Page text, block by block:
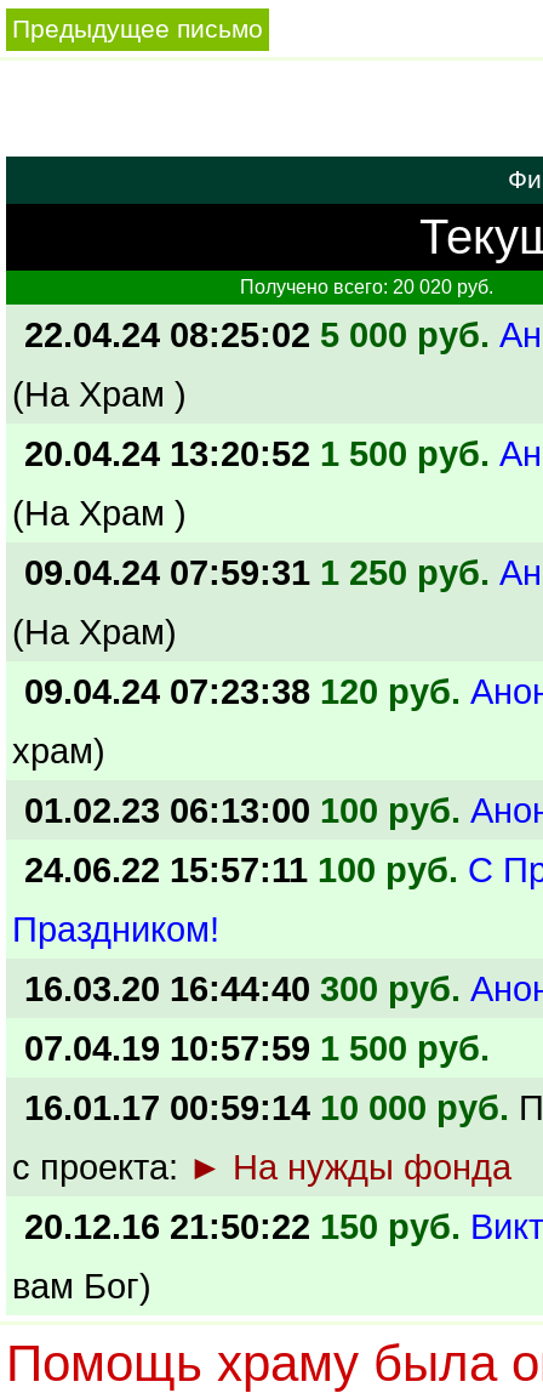
Предыдущее письмо
Получено всего: 20 020 руб.
22.04.24 08:25:02 5 000 руб.
(На Храм )
20.04.24 13:20:52 1 500 руб.
(На Храм )
09.04.24 07:59:31 1 250 руб.
(На Храм)
09.04.24 07:23:38 120 руб.
храм)
01.02.23 06:13:00 100 руб.
24.06.22 15:57:11 100 руб. С
Праздником!
16.03.20 16:44:40 300 руб.
07.04.19 10:57:59 1 500 руб.
16.01.17 00:59:14 10 000 руб.
с проекта: ► На нужды фонда
20.12.16 21:50:22 150 руб.
вам Бог)
Помощь храму была